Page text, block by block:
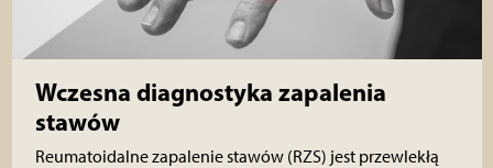
Wczesna diagnostyka zapalenia
stawów
Reumatoidalne zapalenie stawów (RZS) jest przewlekłą